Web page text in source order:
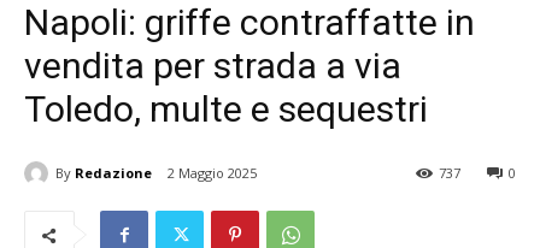
Napoli: griffe contraffatte in
vendita per strada a via
Toledo, multe e sequestri
By Redazione 2 Maggio 2025 0
737